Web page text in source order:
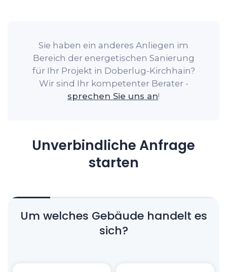
Sie haben ein anderes Anliegen im
Bereich der energetischen Sanierung
für Ihr Projekt in Doberlug-Kirchhain?
Wir sind Ihr kompetenter Berater -
sprechen Sie uns an!
Unverbindliche Anfrage
starten